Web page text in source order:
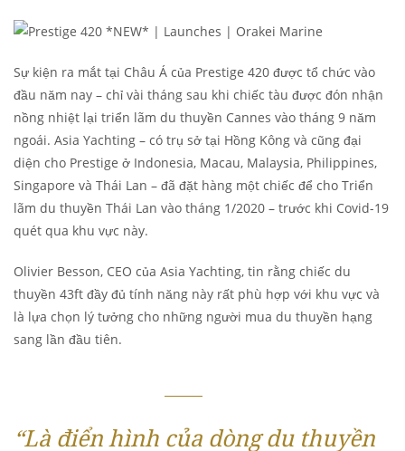
Sự kiện ra mắt tại Châu Á của Prestige 420 được tổ chức vào
đầu năm nay – chỉ vài tháng sau khi chiếc tàu được đón nhận
nồng nhiệt lại triển lãm du thuyền Cannes vào tháng 9 năm
ngoái. Asia Yachting – có trụ sở tại Hồng Kông và cũng đại
diện cho Prestige ở Indonesia, Macau, Malaysia, Philippines,
Singapore và Thái Lan – đã đặt hàng một chiếc để cho Triển
lãm du thuyền Thái Lan vào tháng 1/2020 – trước khi Covid-19
quét qua khu vực này.
Olivier Besson, CEO của Asia Yachting, tin rằng chiếc du
thuyền 43ft đầy đủ tính năng này rất phù hợp với khu vực và
là lựa chọn lý tưởng cho những người mua du thuyền hạng
sang lần đầu tiên.
“Là điển hình của dòng du thuyền